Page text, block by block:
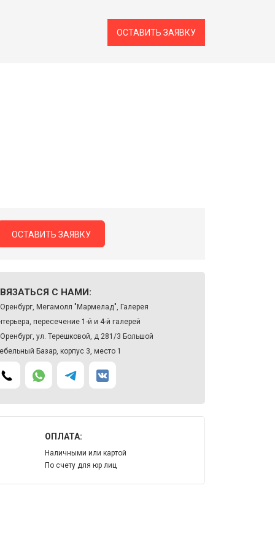
ОСТАВИТЬ ЗАЯВКУ
ОСТАВИТЬ ЗАЯВКУ
С НАМИ:
Оренбург, Мегамолл "Мармелад", Галерея
пересечение 1-й и 4-й галерей
Оренбург, ул. Терешковой, д 281/3 Большой
Базар, корпус 3, место 1
ОПЛАТА:
Наличными или картой
По счету для юр лиц